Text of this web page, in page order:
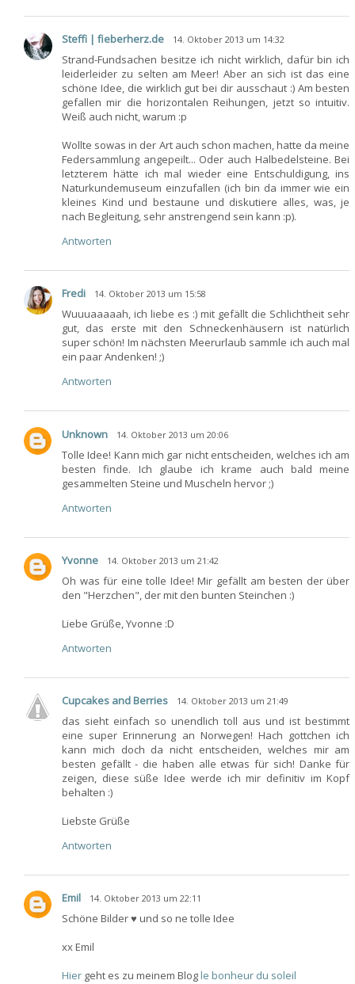
Steffi | fieberherz.de 14. Oktober 2013 um 14:32
Strand-Fundsachen besitze ich nicht wirklich, dafür bin ich
leiderleider zu selten am Meer! Aber an sich ist das eine
schöne Idee, die wirklich gut bei dir ausschaut :) Am besten
gefallen mir die horizontalen Reihungen, jetzt so intuitiv.
Weiß auch nicht, warum :p
Wollte sowas in der Art auch schon machen, hatte da meine
Federsammlung angepeilt... Oder auch Halbedelsteine. Bei
letzterem hätte ich mal wieder eine Entschuldigung, ins
Naturkundemuseum einzufallen (ich bin da immer wie ein
kleines Kind und bestaune und diskutiere alles, was, je
nach Begleitung, sehr anstrengend sein kann :p).
Antworten
Fredi 14. Oktober 2013 um 15:58
Wuuuaaaaah, ich liebe es :) mit gefällt die Schlichtheit sehr
gut, das erste mit den Schneckenhäusern ist natürlich
super schön! Im nächsten Meerurlaub sammle ich auch mal
ein paar Andenken! ;)
Antworten
Unknown 14. Oktober 2013 um 20:06
Tolle Idee! Kann mich gar nicht entscheiden, welches ich am
besten finde. Ich glaube ich krame auch bald meine
gesammelten Steine und Muscheln hervor ;)
Antworten
Yvonne 14. Oktober 2013 um 21:42
Oh was für eine tolle Idee! Mir gefällt am besten der über
den "Herzchen", der mit den bunten Steinchen :)
Liebe Grüße, Yvonne :D
Antworten
Cupcakes and Berries 14. Oktober 2013 um 21:49
das sieht einfach so unendlich toll aus und ist bestimmt
eine super Erinnerung an Norwegen! Hach gottchen ich
kann mich doch da nicht entscheiden, welches mir am
besten gefällt - die haben alle etwas für sich! Danke für
zeigen, diese süße Idee werde ich mir definitiv im Kopf
behalten :)
Liebste Grüße
Antworten
Emil 14. Oktober 2013 um 22:11
Schöne Bilder ♥ und so ne tolle Idee
xx Emil
Hier geht es zu meinem Blogle bonheur du soleil